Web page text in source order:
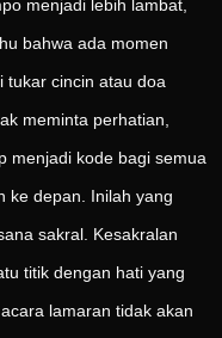
menjadi lebih lambat,
bahwa ada momen
tukar cincin atau doa
meminta perhatian,
menjadi kode bagi semua
ke depan. Inilah yang
sakral. Kesakralan
titik dengan hati yang
lamaran tidak akan